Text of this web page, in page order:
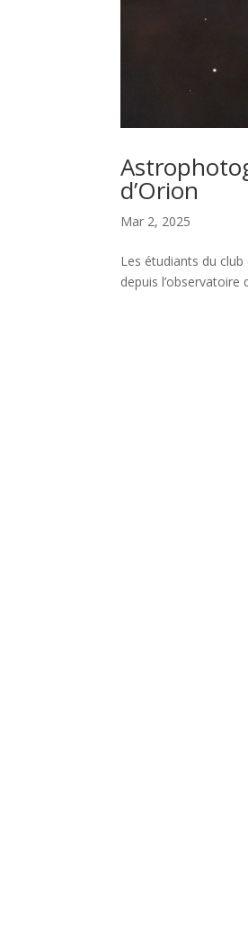
d’Orion
Mar 2, 2025
Les étudiants du club
depuis